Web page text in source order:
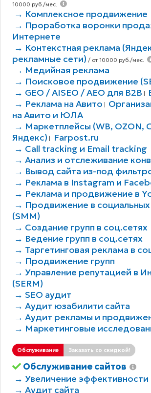
10000 руб./мес.
→ Комплексное продвижение
→ Проработка воронки
Интернете
→ Контекстная реклама
рекламные сети) / от 10000 руб./мес.
→ Медийная реклама
→ Поисковое продвижение
→ GEO / AISEO / AEO для B2В
→ Реклама на Авито
на Авито и ЮЛА
→ Маркетплейсы (WB, OZON,
Яндекс)
Farpost.ru
→ Call tracking и Email tracking
→ Анализ и отслеживание
→ Вывод сайта из-под
→ Реклама в Instagram и
→ Реклама и продвижение в
→ Продвижение в
(SMM)
→ Создание групп в соц.сетях
→ Ведение групп в соц.сетях
→ Таргетинговая реклама в
→ Продвижение групп
→ Управление репутацией в
(SERM)
→ SEO аудит
→ Аудит юзабилити сайта
→ Аудит рекламы и
→ Маркетинговые
Обслуживание Заказать со скидкой!
Обслуживание сайтов
→ Увеличение эффективности
→ Аудит сайта